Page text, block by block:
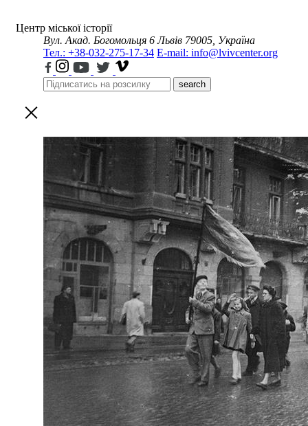
Центр міської історії
Вул. Акад. Богомольця 6 Львів 79005, Україна
Тел.: +38-032-275-17-34 E-mail: info@lvivcenter.org
search